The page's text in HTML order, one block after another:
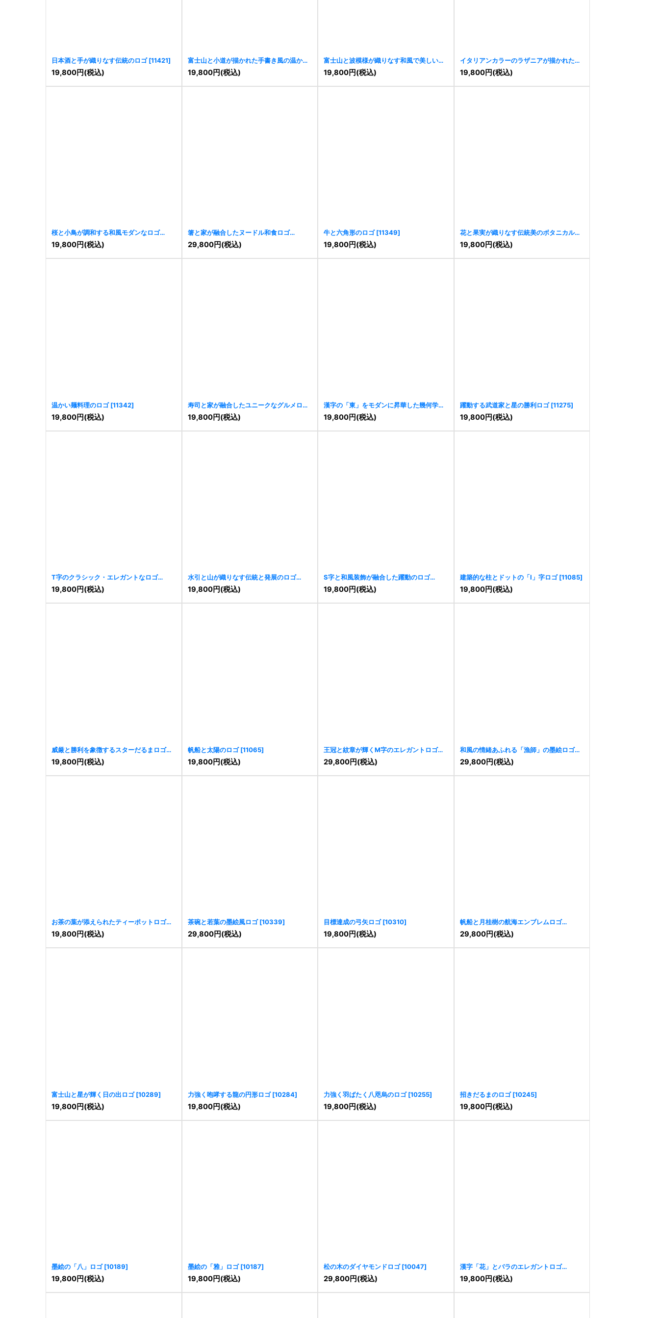
日本酒と手が織りなす伝統のロゴ [11421]
19,800円(税込)
富士山と小道が描かれた手書き風の温かみ
あるロゴ [11403 ]
19,800円(税込)
富士山と波模様が織りなす和風で美しいロ
ゴ 11391]
19,800円(税込)
イタリアンカラーのラザニアが描かれた温
かみのあるロゴ [ 11379
19,800円(税込)
桜と小鳥が調和する和風モダンなロゴ
[11373]
19,800円(税込)
箸と家が融合したヌードル和食ロゴ
[11351]
29,800円(税込)
牛と六角形のロゴ [11349]
19,800円(税込)
花と果実が織りなす伝統美のボタニカルロ
ゴ[ 11345]
19,800円(税込)
温かい麺料理のロゴ [11342]
19,800円(税込)
寿司と家が融合したユニークなグルメロゴ
[11333]
19,800円(税込)
漢字の「東」をモダンに昇華した幾何学ロ
ゴ 11305]
19,800円(税込)
躍動する武道家と星の勝利ロゴ [11275]
19,800円(税込)
T字のクラシック・エレガントなロゴ
[11236]
19,800円(税込)
水引と山が織りなす伝統と発展のロゴ
[11233]
19,800円(税込)
S字と和風装飾が融合した躍動のロゴ
[11198]
19,800円(税込)
建築的な柱とドットの「I」字ロゴ [11085]
19,800円(税込)
威厳と勝利を象徴するスターだるまロゴ
[11079]
19,800円(税込)
帆船と太陽のロゴ [11065]
19,800円(税込)
王冠と紋章が輝くM字のエレガントロゴ
[11028]
29,800円(税込)
和風の情緒あふれる「漁師」の墨絵ロゴ
[10421]
29,800円(税込)
お茶の葉が添えられたティーポットロゴ
[10341]
19,800円(税込)
茶碗と若葉の墨絵風ロゴ [10339]
29,800円(税込)
目標達成の弓矢ロゴ [10310]
19,800円(税込)
帆船と月桂樹の航海エンブレムロゴ
[10272]
29,800円(税込)
富士山と星が輝く日の出ロゴ [10289]
19,800円(税込)
力強く咆哮する龍の円形ロゴ [10284]
19,800円(税込)
力強く羽ばたく八咫烏のロゴ [10255]
19,800円(税込)
招きだるまのロゴ [10245]
19,800円(税込)
墨絵の「八」ロゴ [10189]
19,800円(税込)
墨絵の「雅」ロゴ [10187]
19,800円(税込)
松の木のダイヤモンドロゴ [10047]
29,800円(税込)
漢字「花」とバラのエレガントロゴ
[10039]
19,800円(税込)